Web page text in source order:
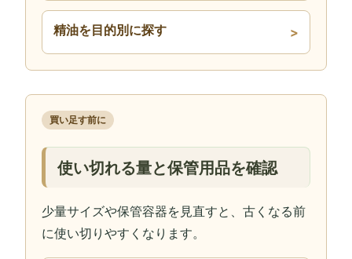
精油を目的別に探す
買い足す前に
使い切れる量と保管用品を確認
少量サイズや保管容器を見直すと、古くなる前
に使い切りやすくなります。